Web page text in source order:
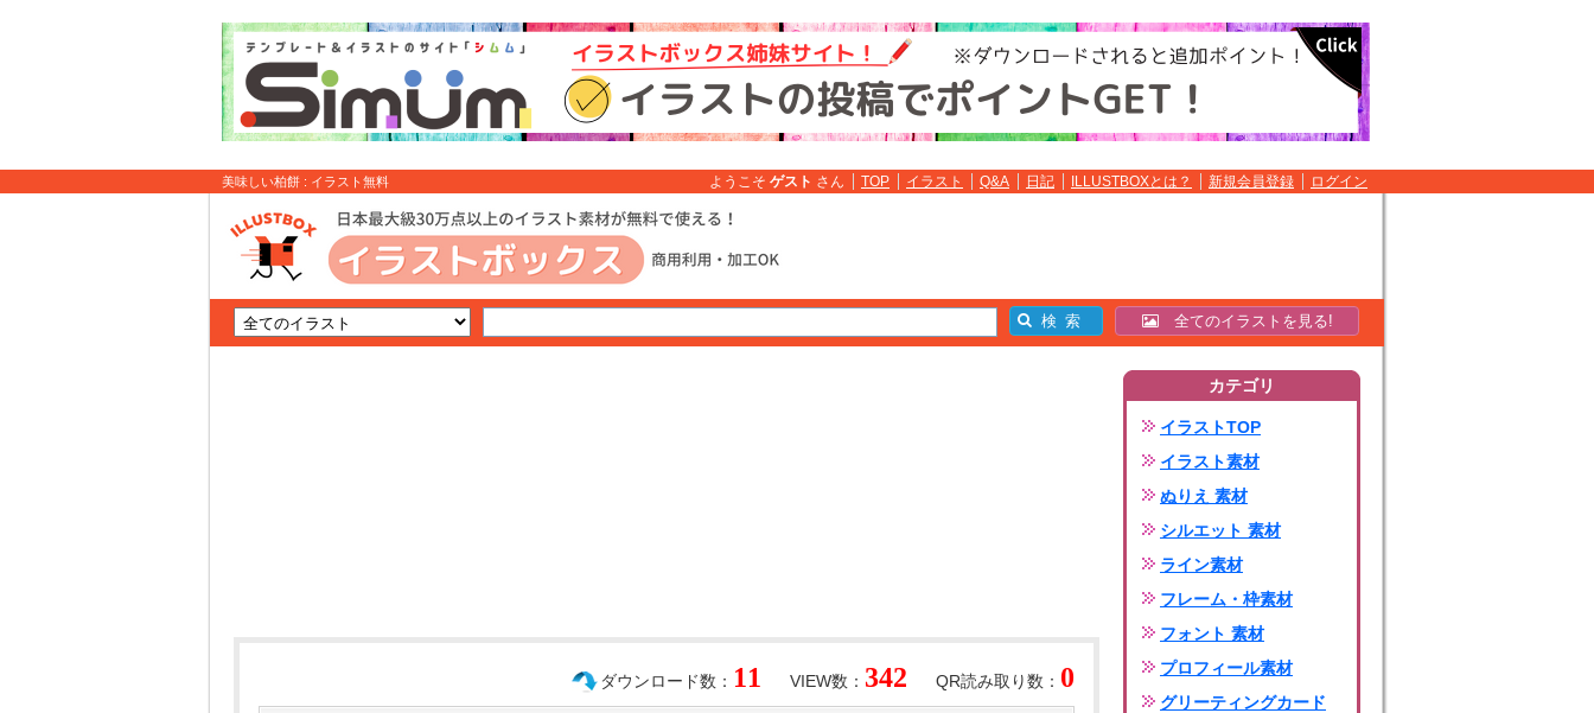
美味しい柏餅 : イラスト無料 ようこそ ゲスト さん TOP イラスト Q&A 日記 ILLUSTBOXとは？ 新規会員登録 ログイン
全てのイラストを見る!
QR読み取り数： 0
VIEW数： 342
ダウンロード数： 11
カテゴリ
イラストTOP
イラスト素材
ぬりえ 素材
シルエット 素材
ライン素材
フレーム・枠素材
フォント 素材
プロフィール素材
グリーティングカード